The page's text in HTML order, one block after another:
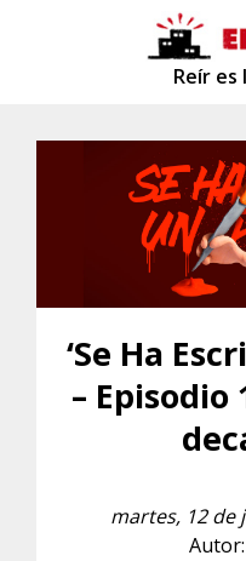
Reír es
‘Se Ha
– Episodio
martes, 12 de
Autor: